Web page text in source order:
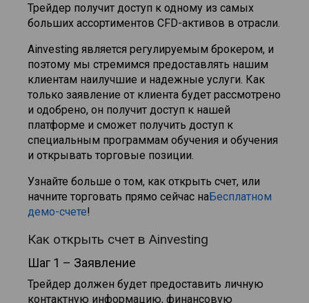
Трейдер получит доступ к одному из самых
больших ассортиментов CFD-активов в отрасли.
Ainvesting является регулируемым брокером, и
поэтому мы стремимся предоставлять нашим
клиентам наилучшие и надежные услуги. Как
только заявление от клиента будет рассмотрено
и одобрено, он получит доступ к нашей
платформе и сможет получить доступ к
специальным программам обучения и обучения
и открывать торговые позиции.
Узнайте больше о том, как открыть счет, или
начните торговать прямо сейчас наБесплатном
демо-счете!
Как открыть счет в Ainvesting
Шаг 1 – Заявление
Трейдер должен будет предоставить личную
контактную информацию, финансовую